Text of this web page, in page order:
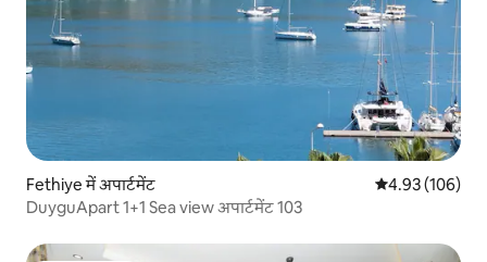
Fethiye में अपार्टमेंट औसत रेटिंग 5 में से
4.93 (106)
DuyguApart 1+1 Sea view अपार्टमेंट 103